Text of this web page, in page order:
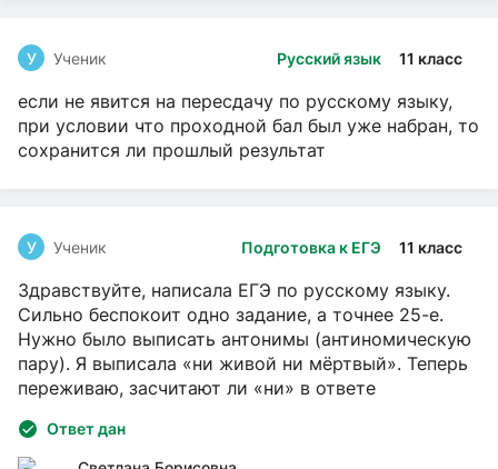
Русский язык 11 класс
У Ученик
если не явится на пересдачу по русскому языку,
при условии что проходной бал был уже набран, то
сохранится ли прошлый результат
Подготовка к ЕГЭ 11 класс
У Ученик
Здравствуйте, написала ЕГЭ по русскому языку.
Сильно беспокоит одно задание, а точнее 25-е.
Нужно было выписать антонимы (антиномическую
пару). Я выписала «ни живой ни мёртвый». Теперь
переживаю, засчитают ли «ни» в ответе
Ответ дан